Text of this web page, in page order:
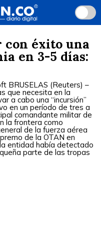
con éxito una
en 3-5 días:
BRUSELAS (Reuters) –
que necesita en la
a cabo una “incursión”
en un período de tres a
comandante militar de
la frontera como
de la fuerza aérea
de la OTAN en
entidad había detectado
parte de las tropas